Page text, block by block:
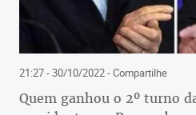
21:27 - 30/10/2022- Compartilhe
Quem ganhou o 2º turno